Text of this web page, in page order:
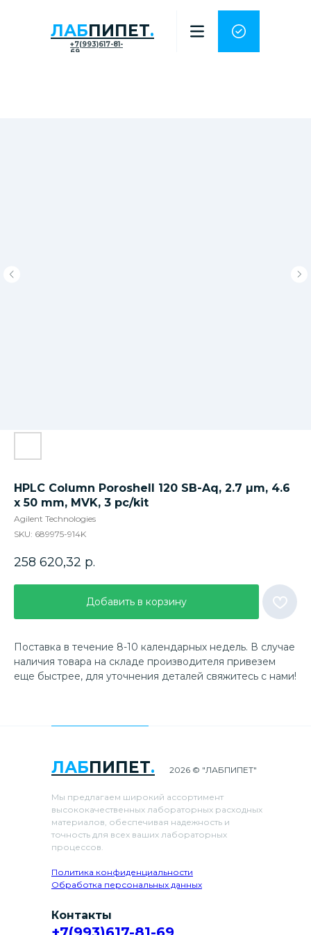
ЛАБПИПЕТ.
+7(993)617-81-
69
HPLC Column Poroshell 120 SB-Aq, 2.7 µm, 4.6
x 50 mm, MVK, 3 pc/kit
Agilent Technologies
SKU: 689975-914K
258 620,32 р.
Добавить в корзину
Поставка в течение 8-10 календарных недель. В случае
наличия товара на складе производителя привезем
еще быстрее, для уточнения деталей свяжитесь с нами!
ЛАБПИПЕТ.
Мы предлагаем широкий ассортимент
высококачественных лабораторных расходных
материалов, обеспечивая надежность и
точность для всех ваших лабораторных
процессов.
Политика конфиденциальности
Обработка персональных данных
2026 © "ЛАБПИПЕТ"
Контакты